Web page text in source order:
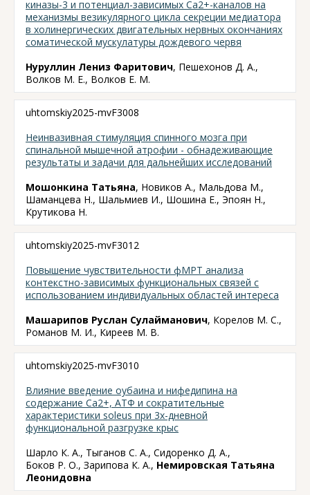
киназы-3 и потенциал-зависимых Сa2+-каналов на
механизмы везикулярного цикла секреции медиатора
в холинергических двигательных нервных окончаниях
соматической мускулатуры дождевого червя
Нуруллин Лениз Фаритович, Пешехонов Д. А.,
Волков М. Е., Волков Е. М.
uhtomskiy2025-mvF3008
Неинвазивная стимуляция спинного мозга при
спинальной мышечной атрофии - обнадеживающие
результаты и задачи для дальнейших исследований
Мошонкина Татьяна, Новиков А., Мальдова М.,
Шаманцева Н., Шальмиев И., Шошина Е., Эпоян Н.,
Крутикова Н.
uhtomskiy2025-mvF3012
Повышение чувствительности фМРТ анализа
контекстно-зависимых функциональных связей с
использованием индивидуальных областей интереса
Машарипов Руслан Сулайманович, Корелов М. С.,
Романов М. И., Киреев М. В.
uhtomskiy2025-mvF3010
Влияние введение оубаина и нифедипина на
содержание Са2+, АТФ и сократительные
характеристики soleus при 3х-дневной
функциональной разгрузке крыс
Шарло К. А., Тыганов С. А., Сидоренко Д. А.,
Боков Р. О., Зарипова К. А., Немировская Татьяна
Леонидовна